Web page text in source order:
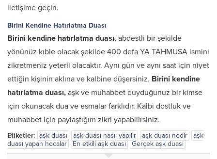
iletişime geçin.
Birini Kendine Hatırlatma Duası
Birini kendine hatırlatma duası, abdestli bir şekilde
yönünüz kıble olacak şekilde 400 defa YA TAHMUSA ismini
zikretmeniz yeterli olacaktır. Aynı gün ve aynı saat için niyet
ettiğin kişinin aklına ve kalbine düşersiniz. Birini kendine
hatırlatma duası, aşk ve muhabbet duyduğunuz bir kimse
için okunacak dua ve esmalar farklıdır. Kalbi dostluk ve
muhabbet için paylaştığım zikri yapabilirsiniz.
Etiketler: aşk duası aşk duası nasıl yapılır aşk duası nedir
aşk
duası yapan hocalar
En etkili aşk duası Gerçek aşk duası